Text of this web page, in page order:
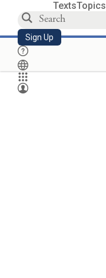
TextsTopics
Sign Up